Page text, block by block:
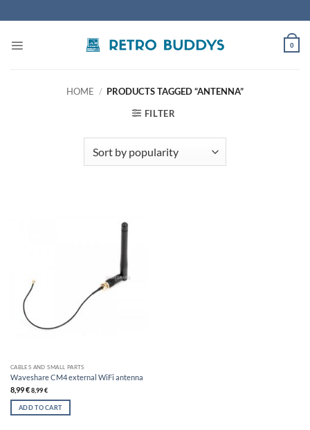
to
0
HOME / PRODUCTS TAGGED “ANTENNA”
FILTER
CABLES AND SMALL PARTS
Waveshare CM4 external WiFi antenna
8,99€ 8,99€
ADD TO CART